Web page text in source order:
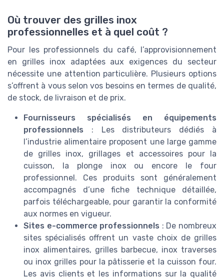
Où trouver des grilles inox
professionnelles et à quel coût ?
Pour les professionnels du café, l’approvisionnement
en grilles inox adaptées aux exigences du secteur
nécessite une attention particulière. Plusieurs options
s’offrent à vous selon vos besoins en termes de qualité,
de stock, de livraison et de prix.
Fournisseurs spécialisés en équipements
professionnels : Les distributeurs dédiés à
l’industrie alimentaire proposent une large gamme
de grilles inox, grillages et accessoires pour la
cuisson, la plonge inox ou encore le four
professionnel. Ces produits sont généralement
accompagnés d’une fiche technique détaillée,
parfois téléchargeable, pour garantir la conformité
aux normes en vigueur.
Sites e-commerce professionnels : De nombreux
sites spécialisés offrent un vaste choix de grilles
inox alimentaires, grilles barbecue, inox traverses
ou inox grilles pour la pâtisserie et la cuisson four.
Les avis clients et les informations sur la qualité